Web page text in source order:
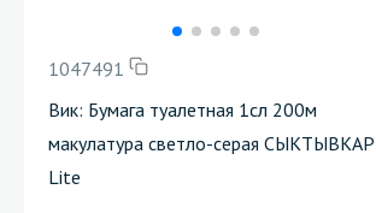
1047491
Вик: Бумага туалетная 1сл 200м
макулатура светло-серая СЫКТЫВКАР
Lite